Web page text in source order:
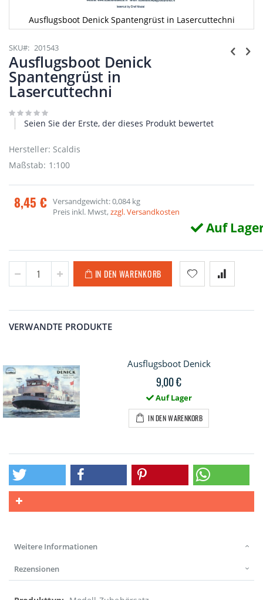
Ausflugsboot Denick Spantengrüst in Lasercuttechni
Anfang
der
Bildgalerie
springen
SKU 201543
Ausflugsboot Denick
Spantengrüst in
Lasercuttechni
Seien Sie der Erste, der dieses Produkt bewertet
Hersteller: Scaldis
Maßstab: 1:100
8,45 € Versandgewicht: 0,084 kg
Preis inkl. Mwst,zzgl. Versandkosten
Auf
IN DEN WARENKORB
VERWANDTE PRODUKTE
Ausflugsboot Denick
9,00 €
Auf Lager
IN DEN WARENKORB
Weitere Informationen
Rezensionen